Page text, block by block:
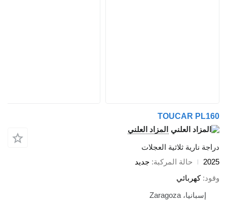
TOUCAR PL160
المزاد العلني
دراجة نارية ثلاثية العجلات
2025
حالة المركبة جديد
وقود كهربائي
إسبانيا، Zaragoza